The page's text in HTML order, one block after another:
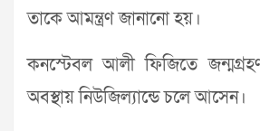
তাকে আমন্ত্রণ জানানো হয়।
কনস্টেবল আলী ফিজিতে
অবস্থায় নিউজিল্যান্ডে চলে আসেন।